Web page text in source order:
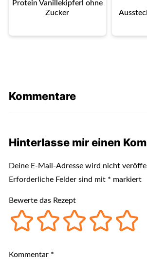
Protein Vanillekipferl ohne
Zucker
Kommentare
Hinterlasse mir einen
Deine E-Mail-Adresse wird nicht
Erforderliche Felder sind mit * markiert
Bewerte das Rezept
Kommentar *